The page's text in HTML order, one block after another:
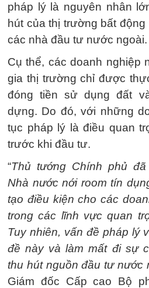
pháp lý là nguyên nhân
hút của thị trường bất
các nhà đầu tư nước ngoài.
Cụ thể, các doanh nghiệp
gia thị trường chỉ được
đóng tiền sử dụng đất
dựng. Do đó, với những
tục pháp lý là điều quan
trước khi đầu tư.
“Thủ tướng Chính phủ
Nhà nước nới room tín
tạo điều kiện cho các
trong các lĩnh vực quan
Tuy nhiên, vấn đề pháp lý
đề này và làm mất đi sự
thu hút nguồn đầu tư nước
Giám đốc Cấp cao Bộ